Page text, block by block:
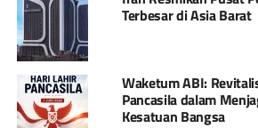
Terbesar di Asia Barat
Waketum ABI:
Pancasila dalam
Kesatuan Bangsa